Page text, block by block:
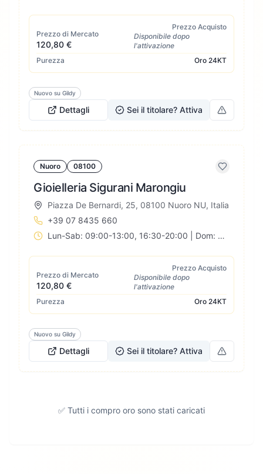
Prezzo di Mercato
120,80 €
Prezzo Acquisto
Disponibile dopo
l'attivazione
Purezza
Oro 24KT
Nuovo su Gildy
Dettagli Sei il titolare? Attiva
Nuoro 08100
Gioielleria Sigurani Marongiu
Piazza De Bernardi, 25, 08100 Nuoro NU, Italia
+39 07 8435 660
Lun-Sab: 09:00-13:00, 16:30-20:00 | Dom: Chiuso
Prezzo di Mercato
120,80 €
Prezzo Acquisto
Disponibile dopo
l'attivazione
Purezza
Oro 24KT
Nuovo su Gildy
Dettagli Sei il titolare? Attiva
✅ Tutti i compro oro sono stati caricati